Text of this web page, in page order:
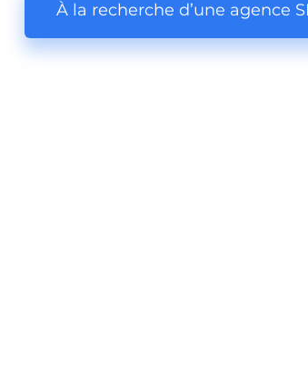
À la recherche d’une agence